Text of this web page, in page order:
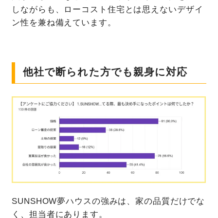
しながらも、ローコスト住宅とは思えないデザイ
ン性を兼ね備えています。
他社で断られた方でも親身に対応
SUNSHOW夢ハウスの強みは、家の品質だけでな
く、担当者にあります。